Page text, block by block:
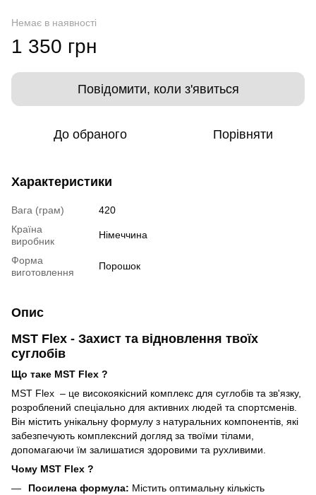
Немає в наявності
1 350 грн
Повідомити, коли з'явиться
До обраного Порівняти
Характеристики
Вага (грам)
420
Країна
виробник
Німеччина
Форма
виготовлення
Порошок
Опис
MST Flex - Захист та відновлення твоїх
суглобів
Що таке MST Flex ?
MST Flex – це високоякісний комплекс для суглобів та зв'язку,
розроблений спеціально для активних людей та спортсменів.
Він містить унікальну формулу з натуральних компонентів, які
забезпечують комплексний догляд за твоїми тілами,
допомагаючи їм залишатися здоровими та рухливими.
Чому MST Flex ?
Посилена формула: Містить оптимальну кількість